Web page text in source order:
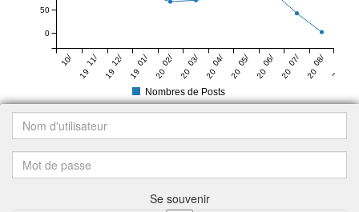
10/
19
11/
19
12/
19
01/
20
02/
20
03/
20
04/
20
05/
20
06/
20
07/
20
08/
20
0
50
Nombres de Posts
Se souvenir